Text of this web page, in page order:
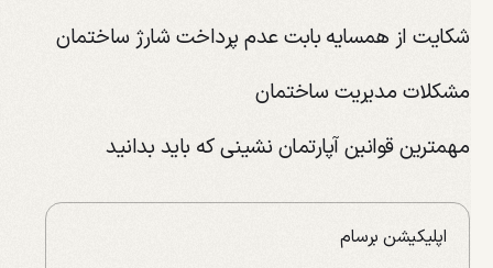
شکایت از همسایه بابت عدم پرداخت شارژ ساختمان
مشکلات مدیریت ساختمان
مهمترین قوانین آپارتمان نشینی که باید بدانید
اپلیکیشن برسام